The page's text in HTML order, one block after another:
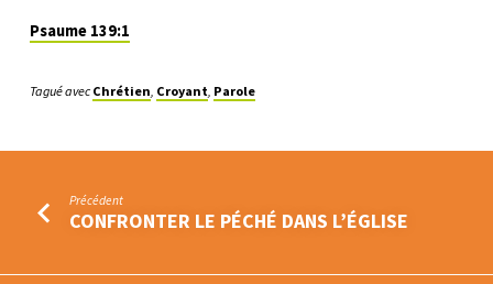
Psaume 139:1
Tagué avec Chrétien Croyant Parole
Précédent
CONFRONTER LE PÉCHÉ DANS L’ÉGLISE